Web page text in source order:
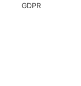
GDPR